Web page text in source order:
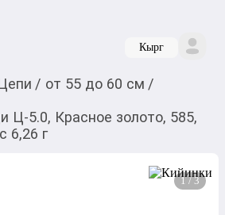
Кырг
/ от 55 до 60 см /
Ц-5.0, Красное золото, 585,
6,26 г
1 / 3